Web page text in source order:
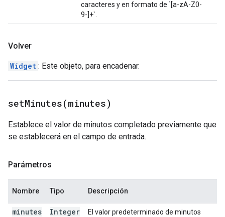
caracteres y en formato de `[a-zA-Z0-
9-]+`.
Volver
Widget : Este objeto, para encadenar.
setMinutes(minutes)
Establece el valor de minutos completado previamente que
se establecerá en el campo de entrada.
Parámetros
Nombre Tipo Descripción
minutes Integer
El valor predeterminado de minutos